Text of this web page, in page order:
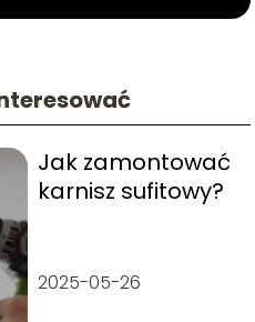
Jak zamontować
karnisz sufitowy?
2025-05-26